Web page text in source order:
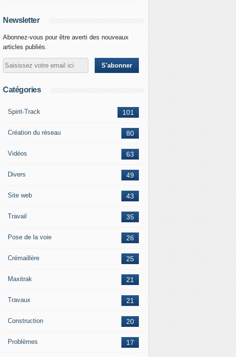
Newsletter
Abonnez-vous pour être averti des nouveaux
articles publiés.
Catégories
101
Spirit-Track
80
Création du réseau
63
Vidéos
49
Divers
43
Site web
35
Travail
26
Pose de la voie
25
Crémaillère
21
Maxitrak
21
Travaux
20
Construction
17
Problèmes